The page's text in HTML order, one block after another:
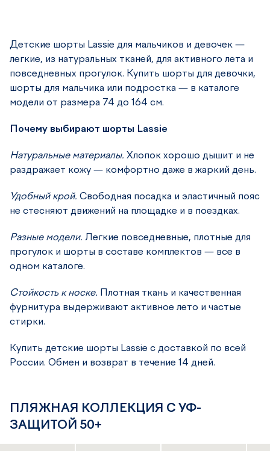
Детские шорты Lassie для мальчиков и девочек —
легкие, из натуральных тканей, для активного лета и
повседневных прогулок. Купить шорты для девочки,
шорты для мальчика или подростка — в каталоге
модели от размера 74 до 164 см.
Почему выбирают шорты Lassie
Натуральные материалы. Хлопок хорошо дышит и не
раздражает кожу — комфортно даже в жаркий день.
Удобный крой. Свободная посадка и эластичный пояс
не стесняют движений на площадке и в поездках.
Разные модели. Легкие повседневные, плотные для
прогулок и шорты в составе комплектов — все в
одном каталоге.
Стойкость к носке. Плотная ткань и качественная
фурнитура выдерживают активное лето и частые
стирки.
Купить детские шорты Lassie с доставкой по всей
России. Обмен и возврат в течение 14 дней.
ПЛЯЖНАЯ КОЛЛЕКЦИЯ С УФ-
ЗАЩИТОЙ 50+